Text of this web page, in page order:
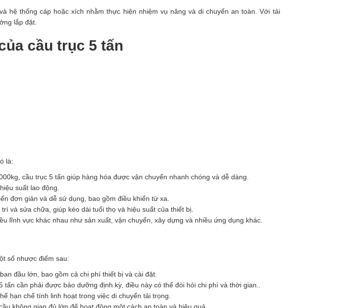
hệ thống cáp hoặc xích nhằm thực hiện nhiệm vụ nâng và di chuyển an toàn. Với tải
lắp đặt.
cầu trục 5 tấn
là:
cầu trục 5 tấn giúp hàng hóa được vận chuyển nhanh chóng và dễ dàng.
suất lao động.
đơn giản và dễ sử dụng, bao gồm điều khiển từ xa.
và sửa chữa, giúp kéo dài tuổi thọ và hiệu suất của thiết bị.
lĩnh vực khác nhau như sản xuất, vận chuyển, xây dựng và nhiều ứng dụng khác.
số nhược điểm sau:
đầu lớn, bao gồm cả chi phí thiết bị và cài đặt.
cần phải được bảo dưỡng định kỳ, điều này có thể đòi hỏi chi phí và thời gian..
hạn chế tính linh hoạt trong việc di chuyển tải trọng.